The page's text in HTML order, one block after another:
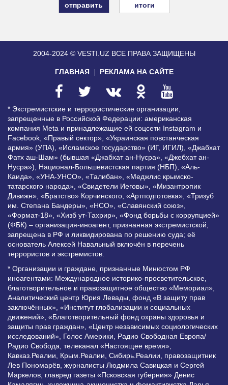
итоги
2004-2024 © VESTI.UZ ВСЕ ПРАВА ЗАЩИЩЕНЫ
ГЛАВНАЯ РЕКЛАМА НА САЙТЕ
* Экстремистские и террористические организации,
запрещенные в Российской Федерации: американская
компания Meta и принадлежащие ей соцсети Instagram и
Facebook, «Правый сектор», «Украинская повстанческая
армия» (УПА), «Исламское государство» (ИГ, ИГИЛ), «Джабхат
Фатх аш-Шам» (бывшая «Джабхат ан-Нусра», «Джебхат ан-
Нусра»), Национал-Большевистская партия (НБП), «Аль-
Каида», «УНА-УНСО», «Талибан», «Меджлис крымско-
татарского народа», «Свидетели Иеговы», «Мизантропик
Дивижн», «Братство» Корчинского, «Артподготовка», «Тризуб
им. Степана Бандеры», «НСО», «Славянский союз»,
«Формат-18», «Хизб ут-Тахрир», «Фонд борьбы с коррупцией»
(ФБК) – организация-иноагент, признанная экстремистской,
запрещена в РФ и ликвидирована по решению суда; её
основатель Алексей Навальный включён в перечень
террористов и экстремистов.
* Организации и граждане, признанные Минюстом РФ
иноагентами: Международное историко-просветительское,
благотворительное и правозащитное общество «Мемориал»,
Аналитический центр Юрия Левады, фонд «В защиту прав
заключённых», «Институт глобализации и социальных
движений», «Благотворительный фонд охраны здоровья и
защиты прав граждан», «Центр независимых социологических
исследований», Голос Америки, Радио Свободная Европа/
Радио Свобода, телеканал «Настоящее время»,
Кавказ.Реалии, Крым.Реалии, Сибирь.Реалии, правозащитник
Лев Пономарёв, журналисты Людмила Савицкая и Сергей
Маркелов, главред газеты «Псковская губерния» Денис